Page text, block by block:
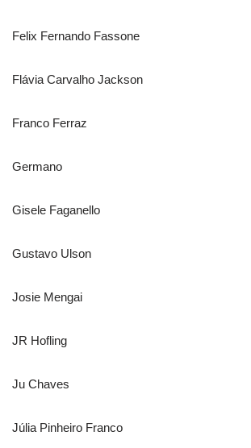
Felix Fernando Fassone
Flávia Carvalho Jackson
Franco Ferraz
Germano
Gisele Faganello
Gustavo Ulson
Josie Mengai
JR Hofling
Ju Chaves
Júlia Pinheiro Franco